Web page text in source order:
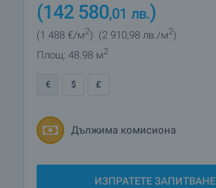
(142 580,01 лв.)
(1 488 €/м2) (2 910,98 лв./м2)
Площ: 48.98 м2
€ $ £
Дължима комисиона
ИЗПРАТЕТЕ ЗАПИТВАНЕ